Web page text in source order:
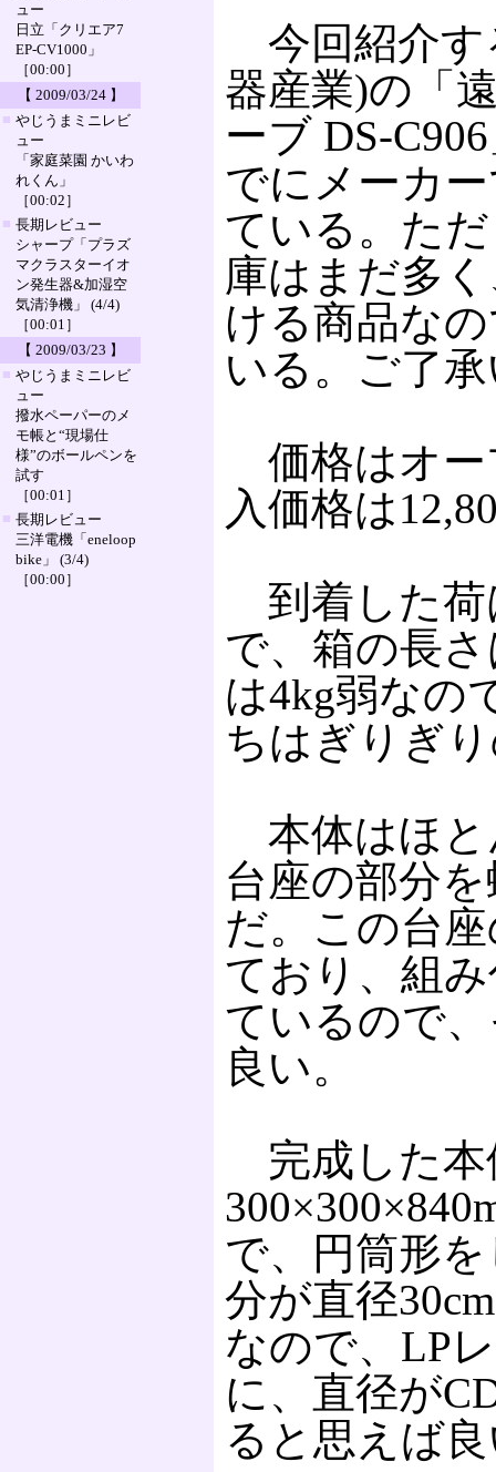
ュー
日立「クリエア7
EP-CV1000」
［00:00］
【 2009/03/24 】
■ やじうまミニレビ
ュー
「家庭菜園 かいわ
れくん」
［00:02］
■ 長期レビュー
シャープ「プラズ
マクラスターイオ
ン発生器&加湿空
気清浄機」 (4/4)
［00:01］
【 2009/03/23 】
■ やじうまミニレビ
ュー
撥水ペーパーのメ
モ帳と“現場仕
様”のボールペンを
試す
［00:01］
■ 長期レビュー
三洋電機「eneloop
bike」 (3/4)
［00:00］
今回紹介す
器産業)の「
ーブ DS-
でにメーカ
ている。た
庫はまだ多
ける商品な
いる。ご了
価格はオー
入価格は
到着した荷
で、箱の長
は4kg弱なの
ちはぎりぎ
本体はほと
台座の部分
だ。この台
ており、組
ているので
良い。
完成した本
で、円筒形
分が直径
なので、LP
に、直径が
ると思えば